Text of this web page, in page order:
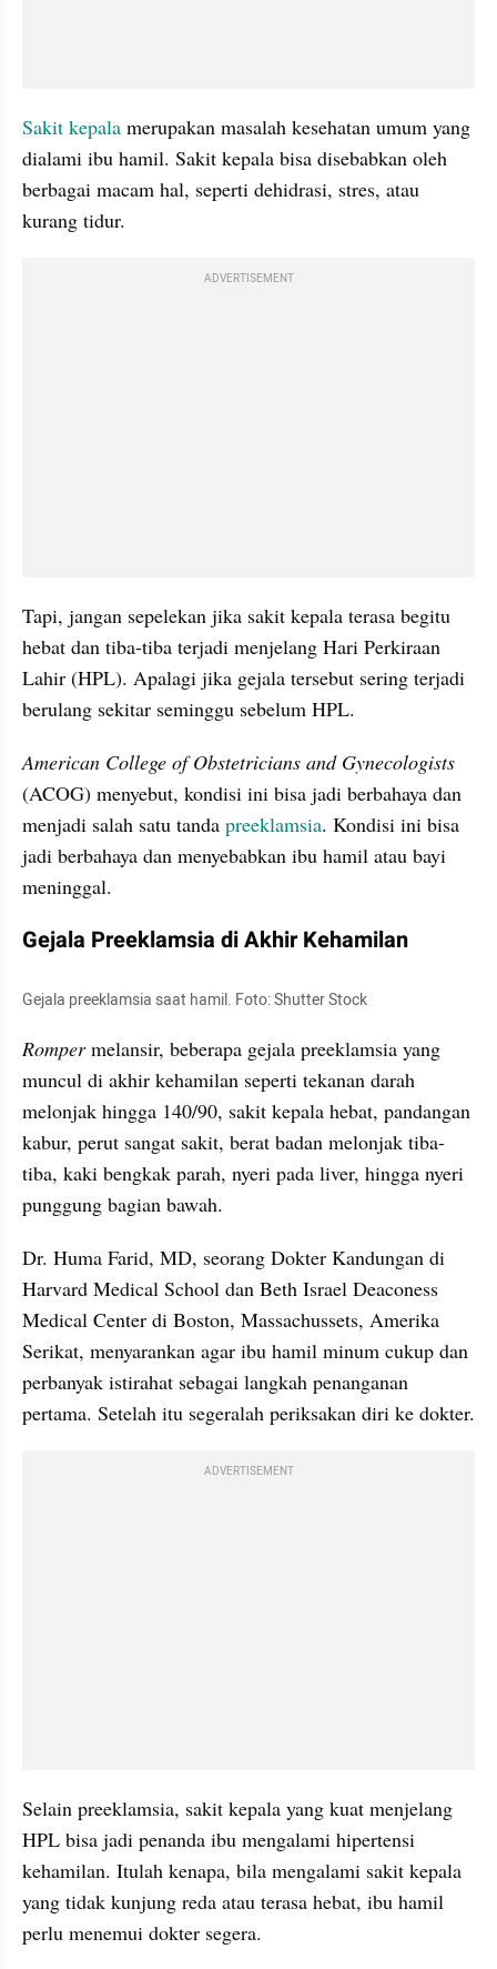
Sakit kepala merupakan masalah kesehatan umum yang
dialami ibu hamil. Sakit kepala bisa disebabkan oleh
berbagai macam hal, seperti dehidrasi, stres, atau
kurang tidur.
ADVERTISEMENT
Tapi, jangan sepelekan jika sakit kepala terasa begitu
hebat dan tiba-tiba terjadi menjelang Hari Perkiraan
Lahir (HPL). Apalagi jika gejala tersebut sering terjadi
berulang sekitar seminggu sebelum HPL.
(ACOG) menyebut, kondisi ini bisa jadi berbahaya dan
menjadi salah satu tanda preeklamsia. Kondisi ini bisa
jadi berbahaya dan menyebabkan ibu hamil atau bayi
meninggal.
Gejala Preeklamsia di Akhir Kehamilan
Gejala preeklamsia saat hamil. Foto: Shutter Stock
Romper melansir, beberapa gejala preeklamsia yang
muncul di akhir kehamilan seperti tekanan darah
melonjak hingga 140/90, sakit kepala hebat, pandangan
kabur, perut sangat sakit, berat badan melonjak tiba-
tiba, kaki bengkak parah, nyeri pada liver, hingga nyeri
punggung bagian bawah.
Dr. Huma Farid, MD, seorang Dokter Kandungan di
Harvard Medical School dan Beth Israel Deaconess
Medical Center di Boston, Massachussets, Amerika
Serikat, menyarankan agar ibu hamil minum cukup dan
perbanyak istirahat sebagai langkah penanganan
pertama. Setelah itu segeralah periksakan diri ke dokter.
ADVERTISEMENT
Selain preeklamsia, sakit kepala yang kuat menjelang
HPL bisa jadi penanda ibu mengalami hipertensi
kehamilan. Itulah kenapa, bila mengalami sakit kepala
yang tidak kunjung reda atau terasa hebat, ibu hamil
perlu menemui dokter segera.